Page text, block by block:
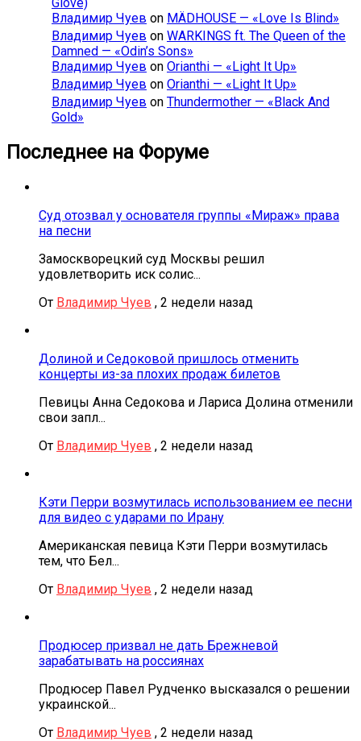
Владимир Чуев on MÄDHOUSE — «Love Is Blind»
Владимир Чуев on WARKINGS ft. The Queen of the
Damned — «Odin’s Sons»
Владимир Чуев on Orianthi — «Light It Up»
Владимир Чуев on Orianthi — «Light It Up»
Владимир Чуев on Thundermother — «Black And
Gold»
Последнее на Форуме
Суд отозвал у основателя группы «Мираж» права
на песни
Замоскворецкий суд Москвы решил
удовлетворить иск солис...
От Владимир Чуев , 2 недели назад
Долиной и Седоковой пришлось отменить
концерты из-за плохих продаж билетов
Певицы Анна Седокова и Лариса Долина отменили
свои запл...
От Владимир Чуев , 2 недели назад
Кэти Перри возмутилась использованием ее песни
для видео с ударами по Ирану
Американская певица Кэти Перри возмутилась
тем, что Бел...
От Владимир Чуев , 2 недели назад
Продюсер призвал не дать Брежневой
зарабатывать на россиянах
Продюсер Павел Рудченко высказался о решении
украинской...
От Владимир Чуев , 2 недели назад